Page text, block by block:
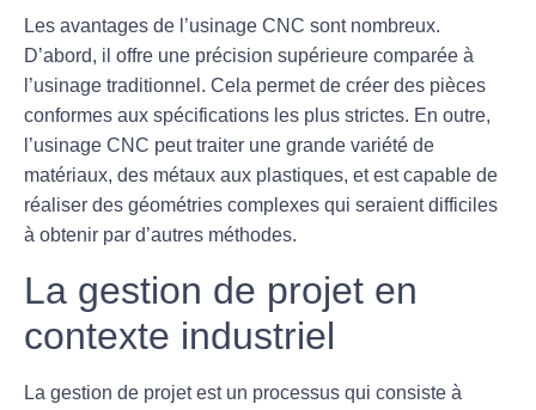
Les avantages de l’usinage CNC sont nombreux.
D’abord, il offre une précision supérieure comparée à
l’usinage traditionnel. Cela permet de créer des pièces
conformes aux spécifications les plus strictes. En outre,
l’usinage CNC peut traiter une grande variété de
matériaux, des métaux aux plastiques, et est capable de
réaliser des géométries complexes qui seraient difficiles
à obtenir par d’autres méthodes.
La gestion de projet en
contexte industriel
La gestion de projetest un processus qui consiste à